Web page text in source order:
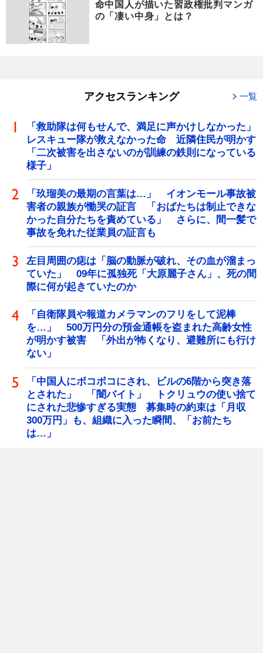
命中国人が描いた習政権批判マンガ
の「凄い中身」とは？
アクセスランキング 一覧
「救助隊は何もせんで、満足に声かけしなかった」
レスキュー隊が救えなかった命 近隣住民が明かす
「二次被害を出さないのが訓練の鉄則になっている
様子」
「玖瑠美の最期の言葉は…」 イオンモール事故被
害者の親族が慟哭の証言 「おばたちは制止できな
かった自分たちを責めている」 さらに、間一髪で
事故を免れた従業員の証言も
左目周囲の痣は「脳の動脈が破れ、その血が溜まっ
ていた」 09年に孤独死「大原麗子さん」、死の間
際に何が起きていたのか
「自衛隊員や報道カメラマンのフリをして泥棒
を…」 500万円分の預金通帳を盗まれた高齢女性
が明かす被害 「外出が怖くなり、避難所にも行け
ない」
「中国人にボコボコにされ、ビルの6階から突き落
とされた」 「闇バイト」 トクリュウの使い捨て
にされた悲惨すぎる実態 募集時の約束は「月収
300万円」も、組織に入った瞬間、「お前たち
は…」